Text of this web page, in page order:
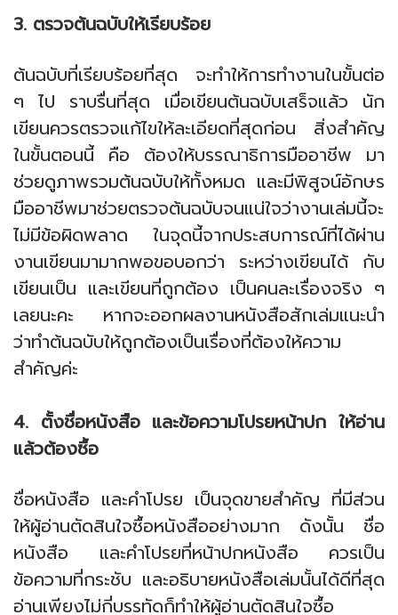
3. ตรวจต้นฉบับให้เรียบร้อย
ต้นฉบับที่เรียบร้อยที่สุด จะทำให้การทำงานในขั้นต่อ
ๆ ไป ราบรื่นที่สุด เมื่อเขียนต้นฉบับเสร็จแล้ว นัก
เขียนควรตรวจแก้ไขให้ละเอียดที่สุดก่อน สิ่งสำคัญ
ในขั้นตอนนี้ คือ ต้องให้บรรณาธิการมืออาชีพ มา
ช่วยดูภาพรวมต้นฉบับให้ทั้งหมด และมีพิสูจน์อักษร
มืออาชีพมาช่วยตรวจต้นฉบับจนแน่ใจว่างานเล่มนี้จะ
ไม่มีข้อผิดพลาด ในจุดนี้จากประสบการณ์ที่ได้ผ่าน
งานเขียนมามากพอขอบอกว่า ระหว่างเขียนได้ กับ
เขียนเป็น และเขียนที่ถูกต้อง เป็นคนละเรื่องจริง ๆ
เลยนะคะ หากจะออกผลงานหนังสือสักเล่มแนะนำ
ว่าทำต้นฉบับให้ถูกต้องเป็นเรื่องที่ต้องให้ความ
สำคัญค่ะ
4. ตั้งชื่อหนังสือ และข้อความโปรยหน้าปก ให้อ่าน
แล้วต้องซื้อ
ชื่อหนังสือ และคำโปรย เป็นจุดขายสำคัญ ที่มีส่วน
ให้ผู้อ่านตัดสินใจซื้อหนังสืออย่างมาก ดังนั้น ชื่อ
หนังสือ และคำโปรยที่หน้าปกหนังสือ ควรเป็น
ข้อความที่กระชับ และอธิบายหนังสือเล่มนั้นได้ดีที่สุด
อ่านเพียงไม่กี่บรรทัดก็ทำให้ผู้อ่านตัดสินใจซื้อ